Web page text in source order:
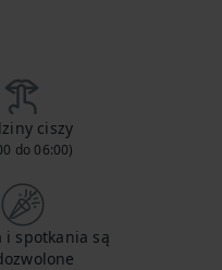
ciszy
do 06:00)
i spotkania są